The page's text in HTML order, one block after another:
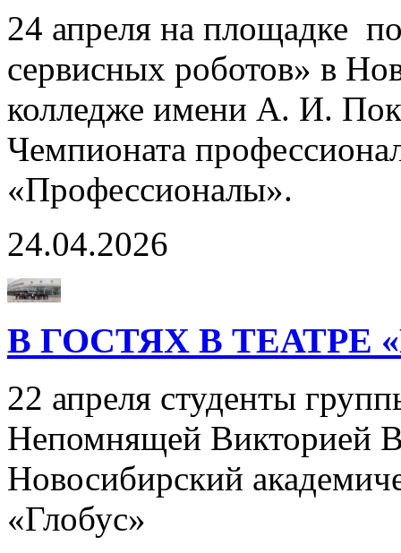
24 апреля на площадке
сервисных роботов» в
колледже имени А. И.
Чемпионата
«Профессионалы».
24.04.2026
В ГОСТЯХ В ТЕАТРЕ
22 апреля студенты
Непомнящей Викторией
Новосибирский
«Глобус»